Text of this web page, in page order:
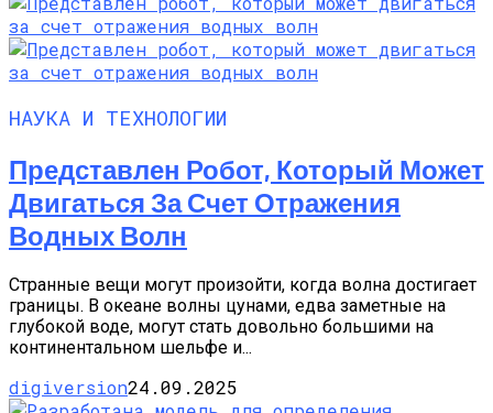
НАУКА И ТЕХНОЛОГИИ
Представлен Робот, Который Может
Двигаться За Счет Отражения
Водных Волн
Странные вещи могут произойти, когда волна достигает
границы. В океане волны цунами, едва заметные на
глубокой воде, могут стать довольно большими на
континентальном шельфе и...
digiversion24.09.2025